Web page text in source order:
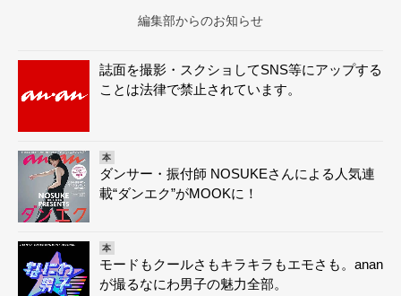
編集部からのお知らせ
誌面を撮影・スクショしてSNS等にアップする
ことは法律で禁止されています。
本
ダンサー・振付師 NOSUKEさんによる人気連
載“ダンエク”がMOOKに！
本
モードもクールさもキラキラもエモさも。anan
が撮るなにわ男子の魅力全部。